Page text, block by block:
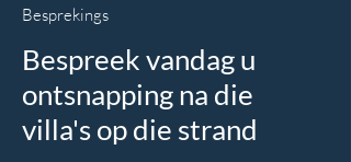
Besprekings
Bespreek vandag u
ontsnapping na die
villa's op die strand